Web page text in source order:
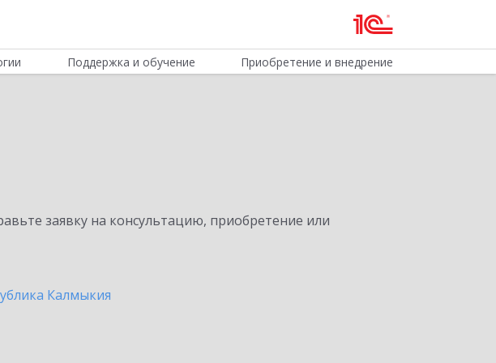
Поддержка и обучение Приобретение и внедрение
заявку на консультацию, приобретение или
Калмыкия